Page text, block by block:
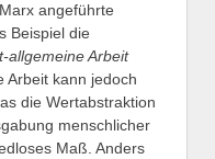
angeführte
Beispiel die
allgemeine Arbeit
Arbeit kann jedoch
die Wertabstraktion
menschlicher
Maß. Anders